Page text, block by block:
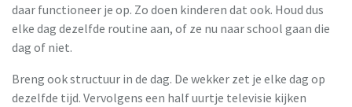
daar functioneer je op. Zo doen kinderen dat ook. Houd dus
elke dag dezelfde routine aan, of ze nu naar school gaan die
dag of niet.
Breng ook structuur in de dag. De wekker zet je elke dag op
dezelfde tijd. Vervolgens een half uurtje televisie kijken